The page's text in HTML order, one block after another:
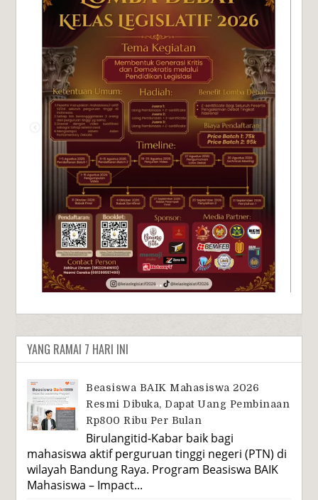
YANG RAMAI 7 HARI INI
Beasiswa BAIK Mahasiswa 2026
Resmi Dibuka, Dapat Uang Pembinaan
Rp800 Ribu Per Bulan
Birulangitid-Kabar baik bagi
mahasiswa aktif perguruan tinggi negeri (PTN) di
wilayah Bandung Raya. Program Beasiswa BAIK
Mahasiswa – Impact...